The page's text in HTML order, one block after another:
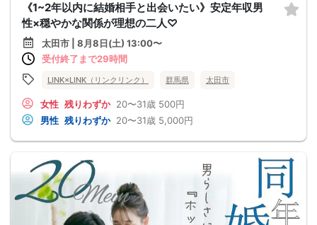
《1~2年以内に結婚相手と出会いたい》安定年収男
性×穏やかな関係が理想の二人♡
太田市 | 8月8日(土) 13:00〜
受付終了まで29時間
LINK×LINK（リンクリンク） 群馬県 太田市
女性 残りわずか 20〜31歳 500円
男性 残りわずか 20〜31歳 5,000円